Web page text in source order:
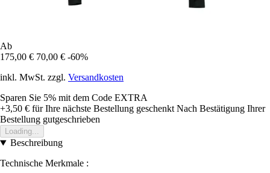
Ab
175,00 € 70,00 € -60%
inkl. MwSt. zzgl. Versandkosten
Sparen Sie 5% mit dem Code EXTRA
+3,50 € für Ihre nächste Bestellung geschenkt Nach Bestätigung Ihrer
Bestellung gutgeschrieben
Loading...
Beschreibung
Technische Merkmale :